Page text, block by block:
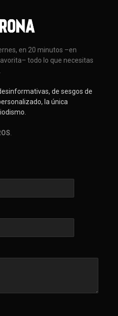
en 20 minutos –en
todo lo que necesitas
de sesgos de
la única